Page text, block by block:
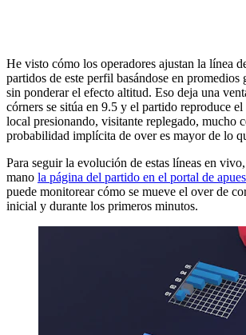
He visto cómo los operadores ajustan la línea
partidos de este perfil basándose en promedios
sin ponderar el efecto altitud. Eso deja una
córners se sitúa en 9.5 y el partido reproduce
local presionando, visitante replegado, mucho
probabilidad implícita de over es mayor de lo
Para seguir la evolución de estas líneas en
mano la página del partido en el portal de
puede monitorear cómo se mueve el over de
inicial y durante los primeros minutos.